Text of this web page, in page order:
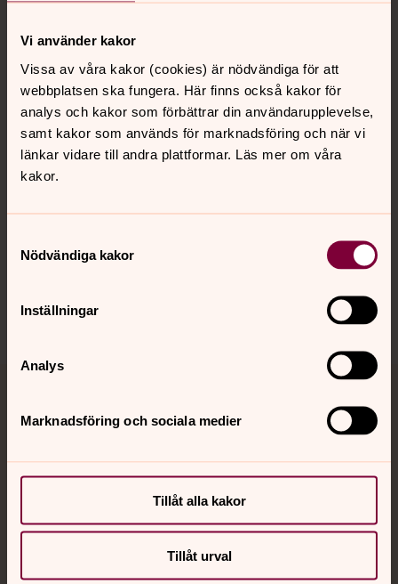
Vi använder kakor
Vissa av våra kakor (cookies) är nödvändiga för att
webbplatsen ska fungera. Här finns också kakor för
analys och kakor som förbättrar din användarupplevelse,
samt kakor som används för marknadsföring och när vi
länkar vidare till andra plattformar. Läs mer om våra
kakor.
Nödvändiga kakor
Inställningar
Analys
Marknadsföring och sociala medier
Tillåt alla kakor
Tillåt urval
Kontakt
Kalender
Sociala kanaler
med en präst på kvällar och nätter.
Digitalt brev